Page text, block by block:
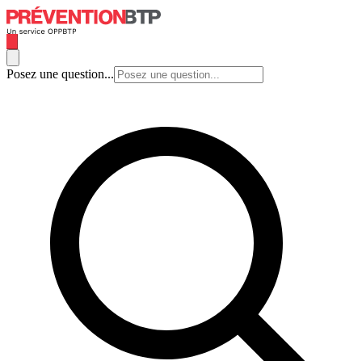
Posez une question...